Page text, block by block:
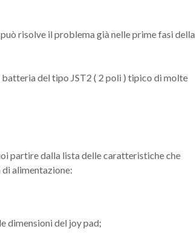
risolve il problema già nelle prime fasi della
del tipo JST2 ( 2 poli ) tipico di molte
partire dalla lista delle caratteristiche che
alimentazione:
dimensioni del joy pad;